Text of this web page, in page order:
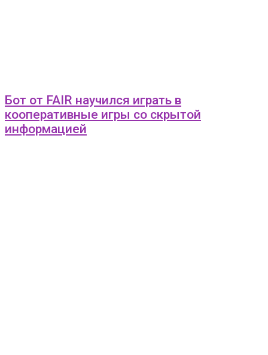
Бот от FAIR научился играть в
кооперативные игры со скрытой
информацией